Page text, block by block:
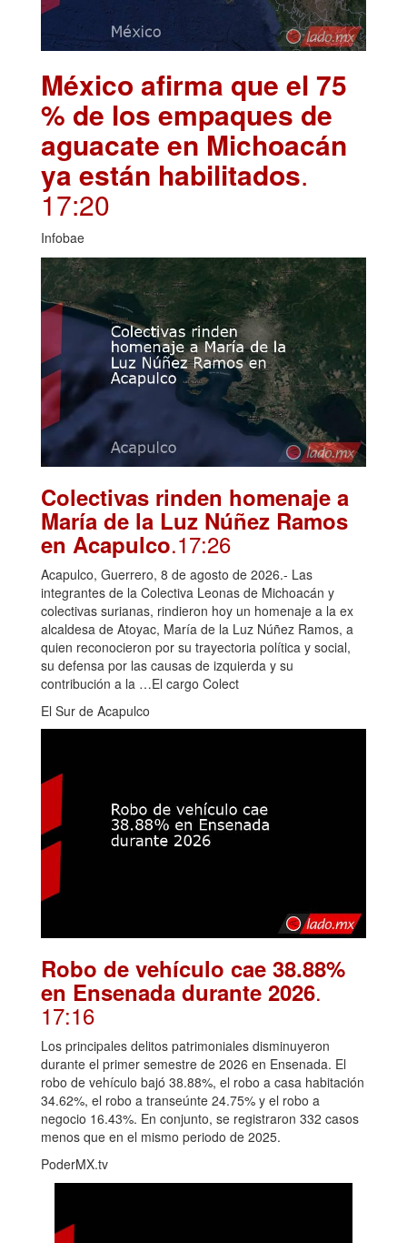
México afirma que el 75
% de los empaques de
aguacate en Michoacán
ya están habilitados.
17:20
Infobae
Colectivas rinden homenaje a
María de la Luz Núñez Ramos
en Acapulco.17:26
Acapulco, Guerrero, 8 de agosto de 2026.- Las
integrantes de la Colectiva Leonas de Michoacán y
colectivas surianas, rindieron hoy un homenaje a la ex
alcaldesa de Atoyac, María de la Luz Núñez Ramos, a
quien reconocieron por su trayectoria política y social,
su defensa por las causas de izquierda y su
contribución a la …El cargo Colect
El Sur de Acapulco
Robo de vehículo cae 38.88%
en Ensenada durante 2026.
17:16
Los principales delitos patrimoniales disminuyeron
durante el primer semestre de 2026 en Ensenada. El
robo de vehículo bajó 38.88%, el robo a casa habitación
34.62%, el robo a transeúnte 24.75% y el robo a
negocio 16.43%. En conjunto, se registraron 332 casos
menos que en el mismo periodo de 2025.
PoderMX.tv